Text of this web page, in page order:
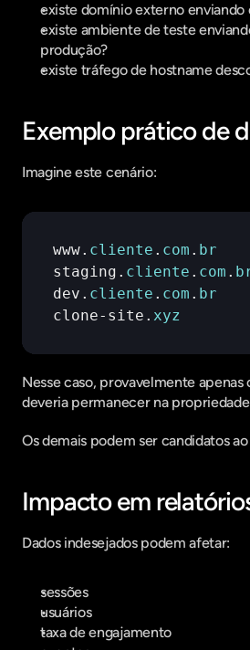
existe domínio externo enviando
existe ambiente de teste
produção?
existe tráfego de hostname
Exemplo prático de
Imagine este cenário:
www. cliente . com . br
staging . cliente . com .
dev . cliente . com . br
clone- site . xyz
Nesse caso, provavelmente
deveria permanecer na
Os demais podem ser candidatos
Impacto em
Dados indesejados podem afetar:
sessões
usuários
taxa de engajamento